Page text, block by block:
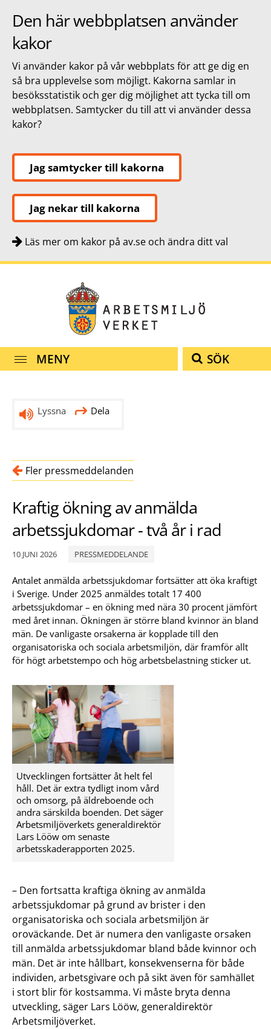
Den här webbplatsen använder
kakor
Vi använder kakor på vår webbplats för att ge dig en
så bra upplevelse som möjligt. Kakorna samlar in
besöksstatistik och ger dig möjlighet att tycka till om
webbplatsen. Samtycker du till att vi använder dessa
kakor?
Jag samtycker till kakorna
Jag nekar till kakorna
Läs mer om kakor på av.se och ändra ditt val
MENY SÖK
Lyssna Dela
Fler pressmeddelanden
Kraftig ökning av anmälda
arbetssjukdomar - två år i rad
10 JUNI 2026 PRESSMEDDELANDE
Antalet anmälda arbetssjukdomar fortsätter att öka kraftigt
i Sverige. Under 2025 anmäldes totalt 17 400
arbetssjukdomar – en ökning med nära 30 procent jämfört
med året innan. Ökningen är större bland kvinnor än bland
män. De vanligaste orsakerna är kopplade till den
organisatoriska och sociala arbetsmiljön, där framför allt
för högt arbetstempo och hög arbetsbelastning sticker ut.
Utvecklingen fortsätter åt helt fel
håll. Det är extra tydligt inom vård
och omsorg, på äldreboende och
andra särskilda boenden. Det säger
Arbetsmiljöverkets generaldirektör
Lars Lööw om senaste
arbetsskaderapporten 2025.
– Den fortsatta kraftiga ökning av anmälda
arbetssjukdomar på grund av brister i den
organisatoriska och sociala arbetsmiljön är
oroväckande. Det är numera den vanligaste orsaken
till anmälda arbetssjukdomar bland både kvinnor och
män. Det är inte hållbart, konsekvenserna för både
individen, arbetsgivare och på sikt även för samhället
i stort blir för kostsamma. Vi måste bryta denna
utveckling, säger Lars Lööw, generaldirektör
Arbetsmiljöverket.